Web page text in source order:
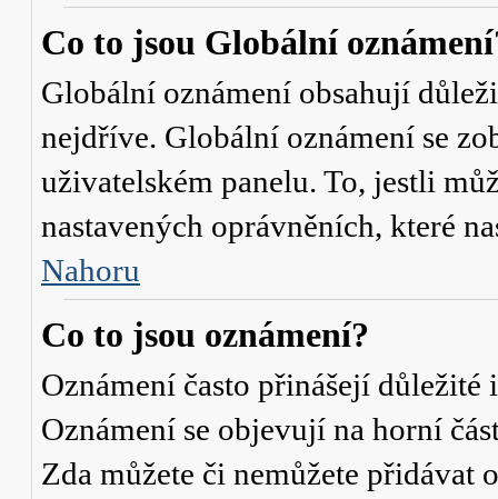
Co to jsou Globální
Globální oznámení obsahují
nejdříve. Globální oznámení se
uživatelském panelu. To, jestli
nastavených oprávněních, které
Nahoru
Co to jsou oznámení?
Oznámení často přinášejí
Oznámení se objevují na horní
Zda můžete či nemůžete přidávat